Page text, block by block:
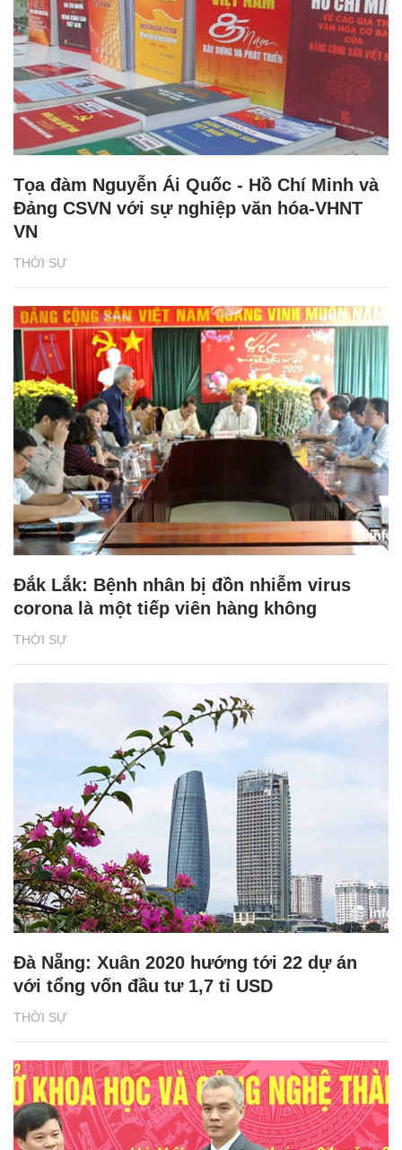
THỜI SỰ
Tọa đàm Nguyễn Ái Quốc - Hồ Chí Minh và
Đảng CSVN với sự nghiệp văn hóa-VHNT
VN
THỜI SỰ
Đắk Lắk: Bệnh nhân bị đồn nhiễm virus
corona là một tiếp viên hàng không
THỜI SỰ
Đà Nẵng: Xuân 2020 hướng tới 22 dự án
với tổng vốn đầu tư 1,7 tỉ USD